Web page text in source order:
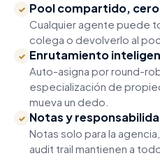
✓ Pool compartido,
Cualquier agente puede
colega o devolverlo al
✓ Enrutamiento
Auto-asigna por round-
especialización de
mueva un dedo.
✓ Notas y
Notas solo para la
audit trail mantienen a